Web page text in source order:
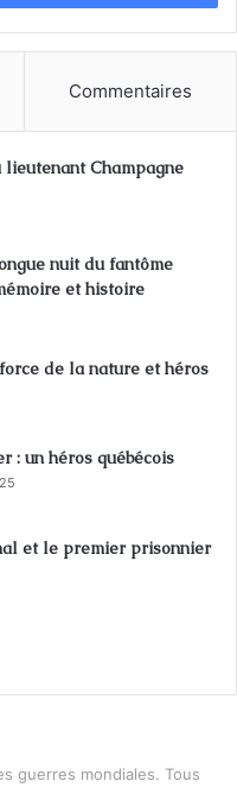
Commentaires
Champagne
nuit du fantôme
et histoire
de la nature et héros
: un héros québécois
et le premier prisonnier
guerres mondiales. Tous